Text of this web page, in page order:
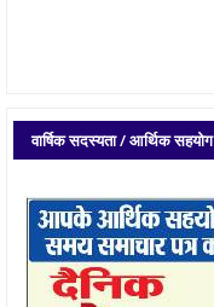
वार्षिक सदस्यता / आर्थिक सहयोग